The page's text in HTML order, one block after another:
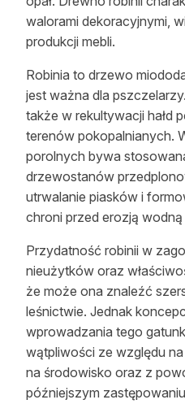
walorami dekoracyjnymi,
produkcji mebli.
Robinia to drzewo
jest ważna dla
także w rekultywacji hałd
terenów pokopalnianych.
porolnych bywa
drzewostanów
utrwalanie piasków i
chroni przed erozją
Przydatność robinii w
nieużytków oraz
że może ona znaleźć
leśnictwie. Jednak
wprowadzania tego
wątpliwości ze względu
na środowisko oraz z
późniejszym